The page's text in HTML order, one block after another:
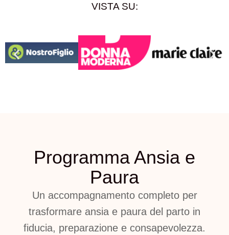
VISTA SU:
Programma Ansia e
Paura
Un accompagnamento completo per
trasformare ansia e paura del parto in
fiducia, preparazione e consapevolezza.